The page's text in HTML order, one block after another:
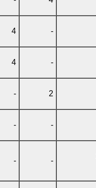
-
4
-
4
2
-
-
-
-
-